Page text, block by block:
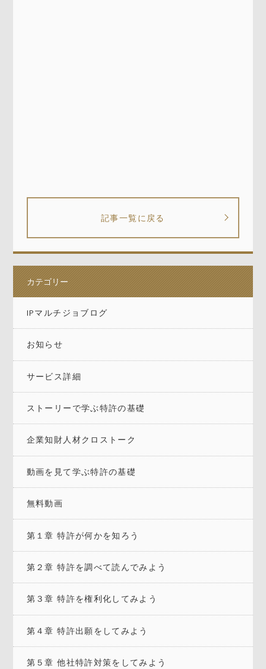
記事一覧に戻る
カテゴリー
IPマルチジョブログ
お知らせ
サービス詳細
ストーリーで学ぶ特許の基礎
企業知財人材クロストーク
動画を見て学ぶ特許の基礎
無料動画
第１章 特許が何かを知ろう
第２章 特許を調べて読んでみよう
第３章 特許を権利化してみよう
第４章 特許出願をしてみよう
第５章 他社特許対策をしてみよう